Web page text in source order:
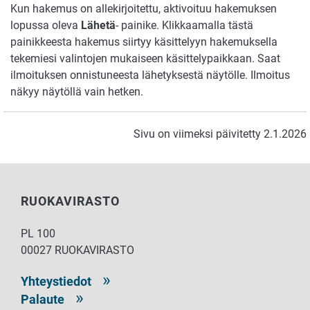
Kun hakemus on allekirjoitettu, aktivoituu hakemuksen
lopussa oleva Lähetä- painike. Klikkaamalla tästä
painikkeesta hakemus siirtyy käsittelyyn hakemuksella
tekemiesi valintojen mukaiseen käsittelypaikkaan. Saat
ilmoituksen onnistuneesta lähetyksestä näytölle. Ilmoitus
näkyy näytöllä vain hetken.
Sivu on viimeksi päivitetty 2.1.2026
RUOKAVIRASTO
PL 100
00027 RUOKAVIRASTO
Yhteystiedot
Palaute